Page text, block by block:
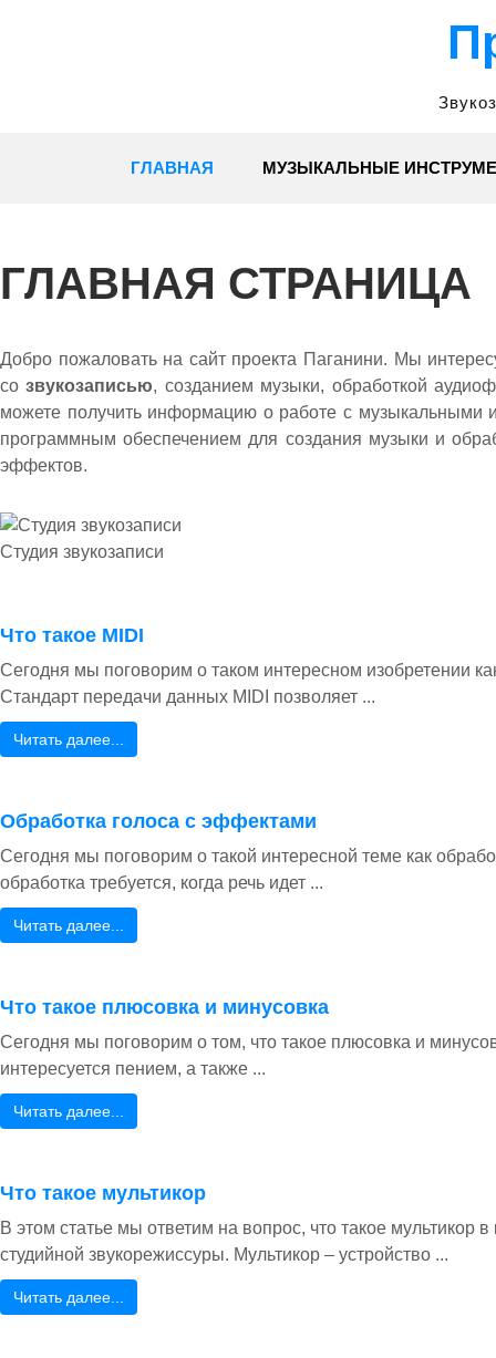
ГЛАВНАЯ МУЗЫКАЛЬНЫЕ
ГЛАВНАЯ СТРАНИЦА
Добро пожаловать на сайт проекта Паганини. Мы
созвукозаписью, созданием музыки, обработкой
можете получить информацию о работе с музыкальными
программным обеспечением для создания музыки и
эффектов.
Студия звукозаписи
Что такое MIDI
Сегодня мы поговорим о таком интересном изобретении
Стандарт передачи данных MIDI позволяет ...
Читать далее...
Обработка голоса с эффектами
Сегодня мы поговорим о такой интересной теме как
обработка требуется, когда речь идет ...
Читать далее...
Что такое плюсовка и минусовка
Сегодня мы поговорим о том, что такое плюсовка и
интересуется пением, а также ...
Читать далее...
Что такое мультикор
В этом статье мы ответим на вопрос, что такое мультикор в
студийной звукорежиссуры. Мультикор – устройство ...
Читать далее...